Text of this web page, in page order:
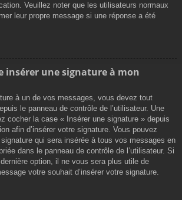
Veuillez noter que les utilisateurs normaux
leur propre message si une réponse a été
insérer une signature à mon
à un de vos messages, vous devez tout
le panneau de contrôle de l’utilisateur. Une
cocher la case « Insérer une signature » depuis
afin d’insérer votre signature. Vous pouvez
qui sera insérée à tous vos messages en
dans le panneau de contrôle de l’utilisateur. Si
option, il ne vous sera plus utile de
votre souhait d’insérer votre signature.